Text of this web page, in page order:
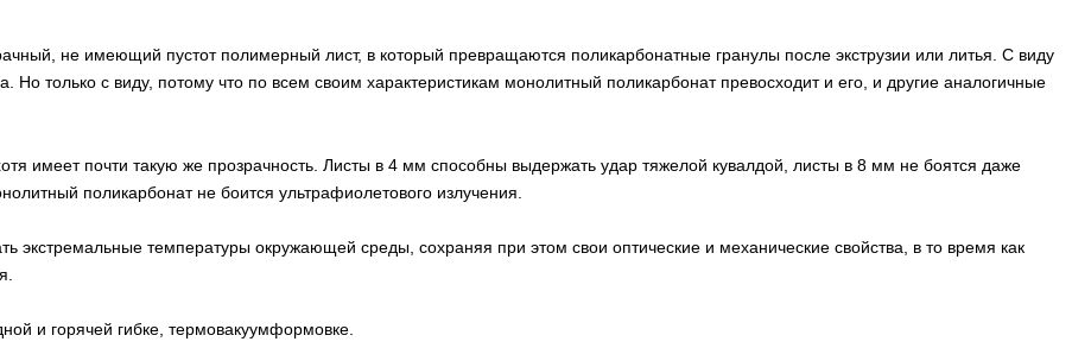
не имеющий пустот полимерный лист, в который превращаются поликарбонатные гранулы после экструзии или литья. С виду
Но только с виду, потому что по всем своим характеристикам монолитный поликарбонат превосходит и его, и другие аналогичные
имеет почти такую же прозрачность. Листы в 4 мм способны выдержать удар тяжелой кувалдой, листы в 8 мм не боятся даже
поликарбонат не боится ультрафиолетового излучения.
экстремальные температуры окружающей среды, сохраняя при этом свои оптические и механические свойства, в то время как
и горячей гибке, термовакуумформовке.